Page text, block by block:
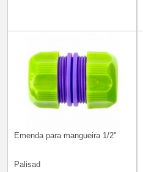
Emenda para mangueira 1/2"
Palisad